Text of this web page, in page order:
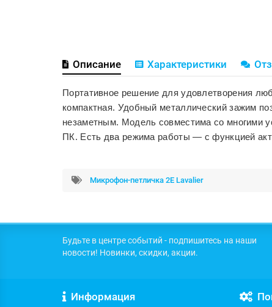
Описание Характеристики
Портативное решение для удовлетворения
компактная. Удобный металлический зажим
незаметным. Модель совместима со многими
ПК. Есть два режима работы — с функцией
Микрофон-петличка 2E Lavalier
Будьте в центре событий - подпишитесь на наши
новости! Новинки, скидки, акции.
Информация